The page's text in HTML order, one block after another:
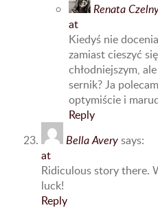
Renata
at
Kiedyś nie
zamiast cieszyć
chłodniejszym,
sernik? Ja
optymiście i
Reply
Bella Averysays:
at
Ridiculous story there.
luck!
Reply